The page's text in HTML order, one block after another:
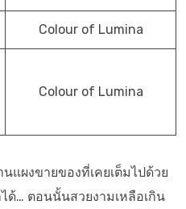
Colour of Lumina
Colour of Lumina
แผงขายของที่เคยเต็มไปด้วย
ด้… ตอนนั้นสวยงามเหลือเกิน